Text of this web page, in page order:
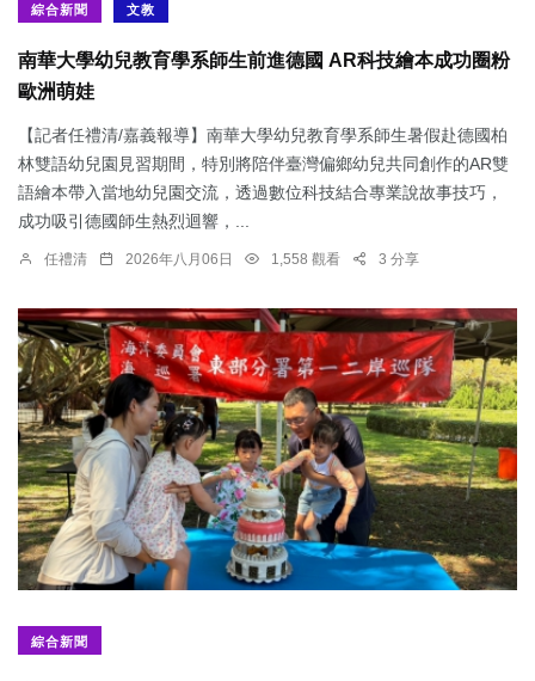
綜合新聞 文教
南華大學幼兒教育學系師生前進德國 AR科技繪本成功圈粉
歐洲萌娃
【記者任禮清/嘉義報導】南華大學幼兒教育學系師生暑假赴德國柏
林雙語幼兒園見習期間，特別將陪伴臺灣偏鄉幼兒共同創作的AR雙
語繪本帶入當地幼兒園交流，透過數位科技結合專業說故事技巧，
成功吸引德國師生熱烈迴響，...
任禮清 2026年八月06日 1,558 觀看 3 分享
綜合新聞